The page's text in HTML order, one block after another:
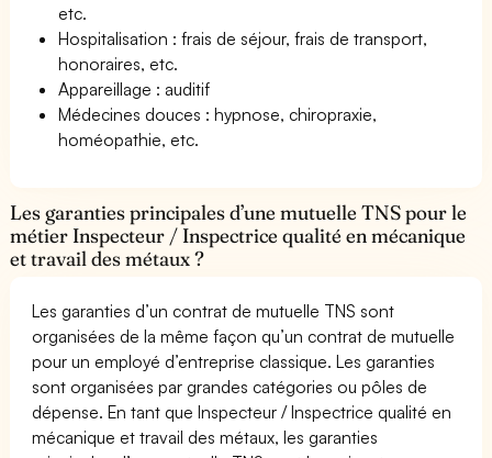
etc.
Hospitalisation : frais de séjour, frais de transport,
honoraires, etc.
Appareillage : auditif
Médecines douces : hypnose, chiropraxie,
homéopathie, etc.
Les garanties principales d’une mutuelle TNS pour le
métier Inspecteur / Inspectrice qualité en mécanique
et travail des métaux ?
Les garanties d’un contrat de mutuelle TNS sont
organisées de la même façon qu’un contrat de mutuelle
pour un employé d’entreprise classique. Les garanties
sont organisées par grandes catégories ou pôles de
dépense. En tant que Inspecteur / Inspectrice qualité en
mécanique et travail des métaux, les garanties